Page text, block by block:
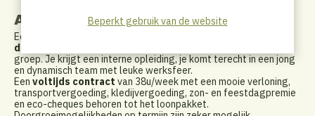
Aanbod
Een uitdagende en gevarieerde job met
doorgroeimogelijkheden
groep. Je krijgt een interne opleiding, je komt terecht in een jong
en dynamisch team met leuke werksfeer.
Een voltijds contract van 38u/week met een mooie verloning,
transportvergoeding, kledijvergoeding, zon- en feestdagpremie
en eco-cheques behoren tot het loonpakket.
Beperkt gebruik van de website